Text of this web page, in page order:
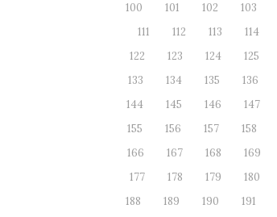
100
101 102 103
111
112 113 114
122
123 124 125
133
134 135 136
144
145 146 147
155
156 157 158
166
167 168 169
177
178 179 180
188
189 190 191